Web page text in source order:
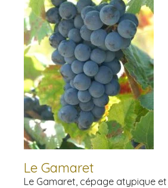
Le Gamaret
Le Gamaret, cépage atypique et